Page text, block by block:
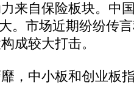
自保险板块。中
。市场近期纷纷传
成较大打击。
中小板和创业板指